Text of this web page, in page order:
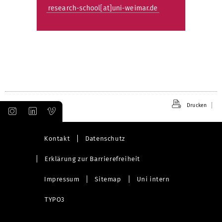
research-school[at]uni-weimar.de
Drucken
Kontakt Datenschutz
Erklärung zur Barrierefreiheit
Impressum Sitemap Uni intern
TYPO3